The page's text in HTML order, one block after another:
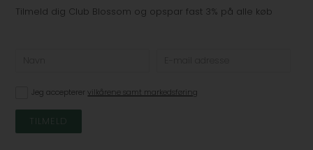
Tilmeld dig Club Blossom og opspar fast 3% på alle køb
Jeg accepterervilkårene samt markedsføring